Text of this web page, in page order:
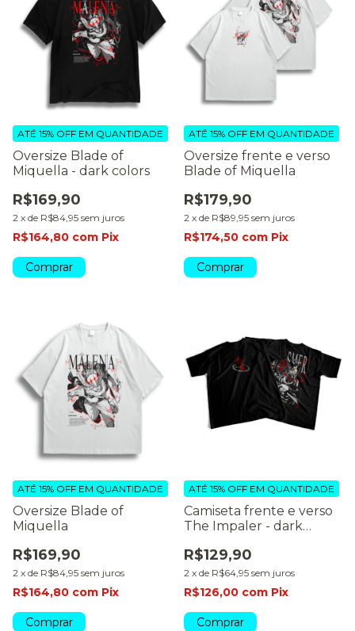
Oversize Blade of
Miquella - dark colors
R$169,90
2 x de R$84,95 sem juros
ATÉ 15% OFF EM QUANTIDADE
R$164,80 com Pix
Comprar
Oversize frente e verso
Blade of Miquella
R$179,90
2 x de R$89,95 sem juros
ATÉ 15% OFF EM QUANTIDADE
R$174,50 com Pix
Comprar
Oversize Blade of
Miquella
R$169,90
2 x de R$84,95 sem juros
ATÉ 15% OFF EM QUANTIDADE
R$164,80 com Pix
Comprar
Camiseta frente e verso
The Impaler - dark
R$129,90
2 x de R$64,95 sem juros
ATÉ 15% OFF EM QUANTIDADE
R$126,00 com Pix
Comprar